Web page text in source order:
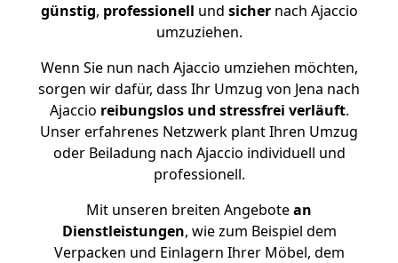
günstig, professionell und sichernach Ajaccio
umzuziehen.
Wenn Sie nun nach Ajaccio umziehen möchten,
sorgen wir dafür, dass Ihr Umzug von Jena nach
Ajaccio reibungslos und stressfrei verläuft.
Unser erfahrenes Netzwerk plant Ihren Umzug
oder Beiladung nach Ajaccio individuell und
professionell.
Mit unseren breiten Angebotean
Dienstleistungen, wie zum Beispiel dem
Verpacken und Einlagern Ihrer Möbel, dem